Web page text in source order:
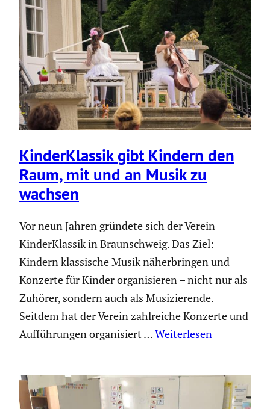
Kinder­Klassik gibt Kindern den
Raum, mit und an Musik zu
wachsen
Vor neun Jahren gründete sich der Verein
KinderKlassik in Braunschweig. Das Ziel:
Kindern klassische Musik näherbringen und
Konzerte für Kinder organisieren – nicht nur als
Zuhörer, sondern auch als Musizierende.
Seitdem hat der Verein zahlreiche Konzerte und
Aufführungen organisiert …Weiterlesen